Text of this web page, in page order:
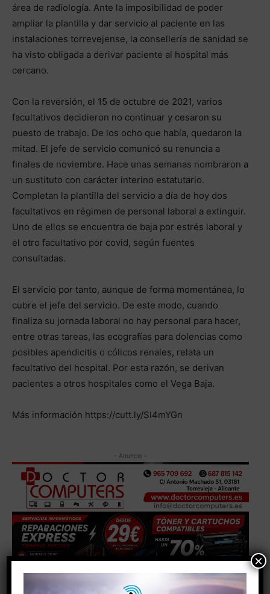
área de radiología. Ante la imposibilidad de poder
ampliar la plantilla y dar servicio al paciente en las
instalaciones torrevejense, la consellería de sanidad se
ha visto obligada a derivar paciente al hospital más
cercano.
Con la reversión, el 15 de octubre de 2021, varios
facultativos decidieron no continuar y cesaron su
puesto de trabajo. De los ocho que había, quedaron la
mitad. El jefe de servicio comunicó su renuncia a
finales de noviembre. Hace unas semanas nombraron a
un sustituto con carácter interino estatutario.
Completan la plantilla del servicio a día de hoy dos
facultativos en régimen de personal laboral a extinguir.
Uno de ellos se encuentra de baja por estrés laboral y
el otro facultativo por covid, según fuentes
consultadas.
El servicio por tanto, aunque de forma momentánea, lo
cubre el jefe del servicio. De este modo, cuando
finaliza su jornada laboral no hay personal para hacer,
entre otras tareas, las ecografías para dolencias como
posibles apendicitis o cólicos renales, relata un
facultativo del hospital. Por esta razón, se derivan
pacientes a otros hospitales como el Vega Baja.
Más información https://cutt.ly/SI4mYGn
- Anuncio -
×